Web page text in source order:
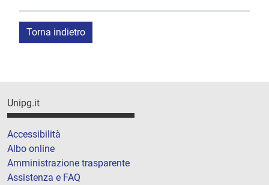
Torna indietro
Unipg.it
Accessibilità
Albo online
Amministrazione trasparente
Assistenza e FAQ